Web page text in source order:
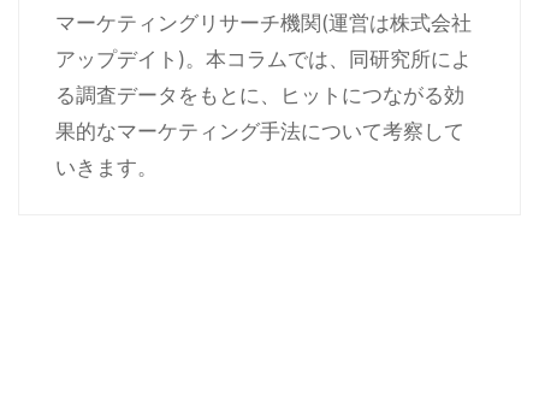
マーケティングリサーチ機関(運営は株式会社
アップデイト)。本コラムでは、同研究所によ
る調査データをもとに、ヒットにつながる効
果的なマーケティング手法について考察して
いきます。